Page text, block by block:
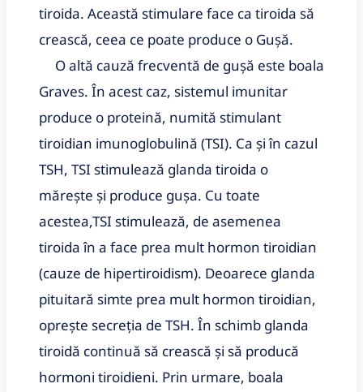
tiroida. Această stimulare face ca tiroida să
crească, ceea ce poate produce o Gușă.
O altă cauză frecventă de gușă este boala
Graves. În acest caz, sistemul imunitar
produce o proteină, numită stimulant
tiroidian imunoglobulină (TSI). Ca și în cazul
TSH, TSI stimulează glanda tiroida o
mărește și produce gușa. Cu toate
acestea,TSI stimulează, de asemenea
tiroida în a face prea mult hormon tiroidian
(cauze de hipertiroidism). Deoarece glanda
pituitară simte prea mult hormon tiroidian,
oprește secreția de TSH. În schimb glanda
tiroidă continuă să crească și să producă
hormoni tiroidieni. Prin urmare, boala